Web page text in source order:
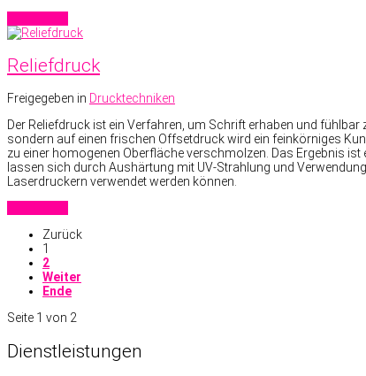
Reliefdruck
Freigegeben in Drucktechniken
Der Reliefdruck ist ein Verfahren, um Schrift erhaben und
sondern auf einen frischen Offsetdruck wird ein feinkörniges
zu einer homogenen Oberfläche verschmolzen. Das Ergebnis
lassen sich durch Aushärtung mit UV-Strahlung und
Laserdruckern verwendet werden können.
Zurück
1
2
Weiter
Ende
Seite 1 von 2
Dienstleistungen